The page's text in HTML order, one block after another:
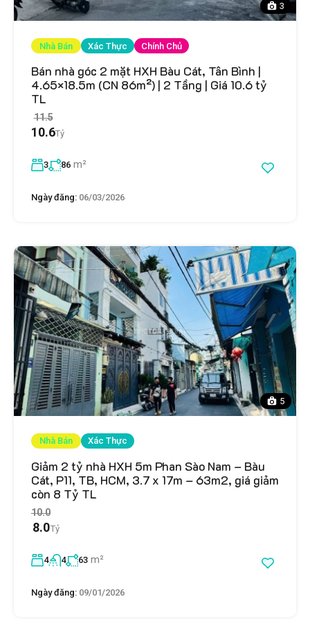
3
Nhà Bán Xác Thực Chính Chủ
Bán nhà góc 2 mặt HXH Bàu Cát, Tân Bình |
4.65×18.5m (CN 86m²) | 2 Tầng | Giá 10.6 tỷ
TL
10.6
11.5
Tỷ
3 86 m²
Ngày đăng: 06/03/2026
5
Nhà Bán Xác Thực
Giảm 2 tỷ nhà HXH 5m Phan Sào Nam – Bàu
Cát, P11, TB, HCM, 3.7 x 17m – 63m2, giá giảm
còn 8 Tỷ TL
8.0
10.0
Tỷ
4 4 63 m²
Ngày đăng: 09/01/2026